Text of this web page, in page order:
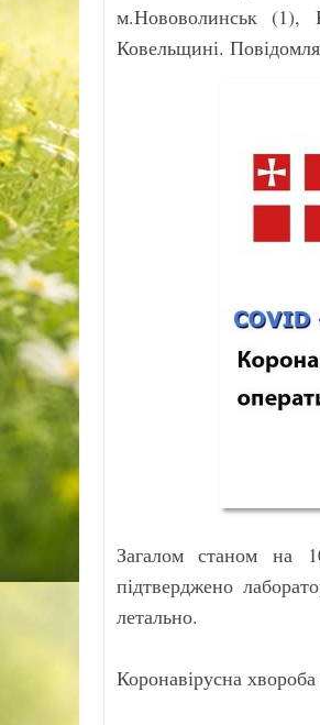
м.Нововолинськ (1),
Ковельщині.
Загалом станом на
підтверджено
летально.
Коронавірусна